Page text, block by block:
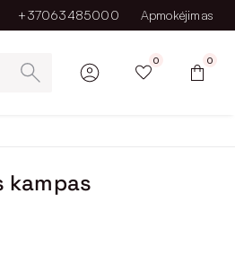
+37063485000 Apmokėjimas
0 0
kampas